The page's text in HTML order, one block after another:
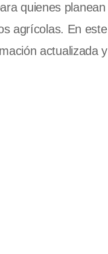
quienes planean
agrícolas. En este
actualizada y